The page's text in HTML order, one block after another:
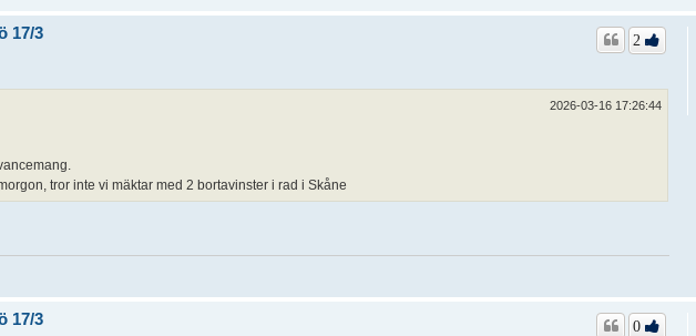
17/3 2
2026-03-16 17:26:44
tror inte vi mäktar med 2 bortavinster i rad i Skåne
17/3 0